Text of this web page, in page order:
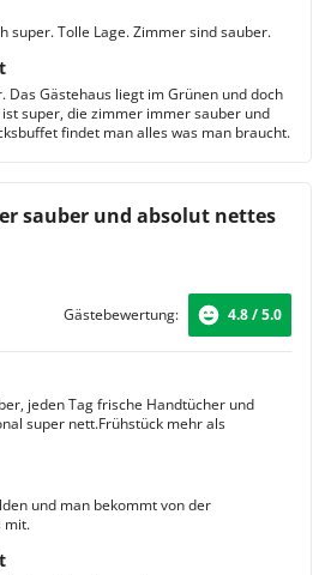
super. Tolle Lage. Zimmer sind sauber.
Das Gästehaus liegt im Grünen und doch
super, die zimmer immer sauber und
findet man alles was man braucht.
sauber und absolut nettes
Gästebewertung: 4.8 / 5.0
jeden Tag frische Handtücher und
super nett.Frühstück mehr als
und man bekommt von der
mit.